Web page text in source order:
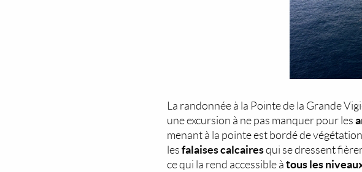
La randonnée à la Pointe de la Grande
une excursion à ne pas manquer pour les
menant à la pointe est bordé de
les falaises calcairesqui se dressent
ce qui la rend accessible à tous les